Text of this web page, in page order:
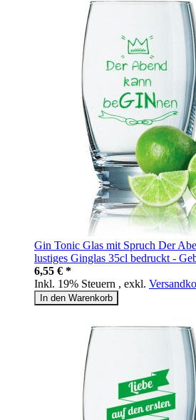
Gin Tonic Glas mit Spruch Der
lustiges Ginglas 35cl bedruckt -
6,55 € *
Inkl. 19% Steuern , exkl.
In den Warenkorb